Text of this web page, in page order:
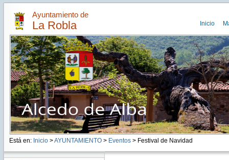
Ayuntamiento de
La Robla Inicio
Está en: Inicio >AYUNTAMIENTO> Eventos> Festival de Navidad